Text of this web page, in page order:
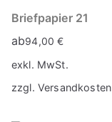
Briefpapier 21
ab94,00€
exkl. MwSt.
zzgl. Versandkosten